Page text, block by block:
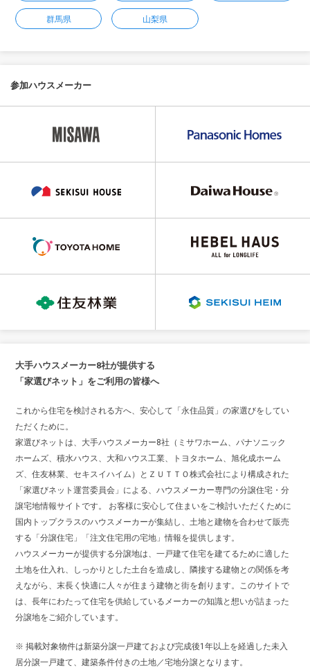
群馬県 山梨県
参加ハウスメーカー
大手ハウスメーカー8社が提供する
「家選びネット」をご利用の皆様へ
これから住宅を検討される方へ、安心して「永住品質」の家選びをしてい
ただくために。
家選びネットは、大手ハウスメーカー8社（ミサワホーム、パナソニック
ホームズ、積水ハウス、大和ハウス工業、トヨタホーム、旭化成ホーム
ズ、住友林業、セキスイハイム）とＺＵＴＴＯ株式会社により構成された
「家選びネット運営委員会」による、ハウスメーカー専門の分譲住宅・分
譲宅地情報サイトです。 お客様に安心して住まいをご検討いただくために
国内トップクラスのハウスメーカーが集結し、土地と建物を合わせて販売
する「分譲住宅」「注文住宅用の宅地」情報を提供します。
ハウスメーカーが提供する分譲地は、一戸建て住宅を建てるために適した
土地を仕入れ、しっかりとした土台を造成し、隣接する建物との関係を考
えながら、末長く快適に人々が住まう建物と街を創ります。このサイトで
は、長年にわたって住宅を供給しているメーカーの知識と想いが詰まった
分譲地をご紹介しています。
※ 掲載対象物件は新築分譲一戸建ておよび完成後1年以上を経過した未入
居分譲一戸建て、建築条件付きの土地／宅地分譲となります。